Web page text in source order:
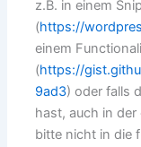
z.B. in einem
(https://
einem
(https://
9ad3) oder falls
hast, auch in
bitte nicht in die